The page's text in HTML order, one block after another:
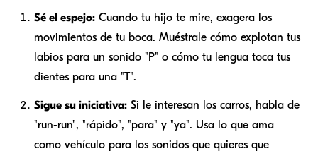
Sé el espejo: Cuando tu hijo te mire, exagera los
movimientos de tu boca. Muéstrale cómo explotan tus
labios para un sonido "P" o cómo tu lengua toca tus
dientes para una "T".
Sigue su iniciativa: Si le interesan los carros, habla de
"run-run", "rápido", "para" y "ya". Usa lo que ama
como vehículo para los sonidos que quieres que